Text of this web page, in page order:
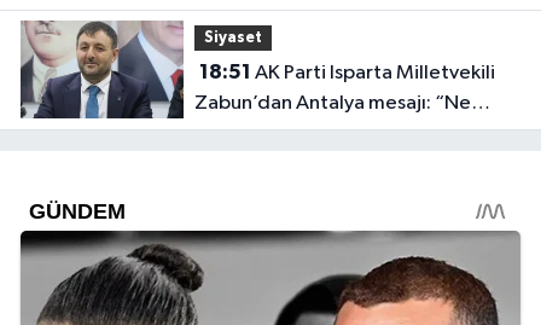
açıklandı
Siyaset
18:51
Zabun’dan Antalya mesajı: “Ne
dediysek o”